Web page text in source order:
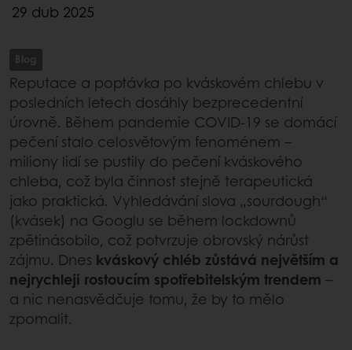
29 dub 2025
Blog
Reputace a poptávka po kváskovém chlebu v
posledních letech dosáhly bezprecedentní
úrovně. Během pandemie COVID-19 se domácí
pečení stalo celosvětovým fenoménem –
miliony lidí se pustily do pečení kváskového
chleba, což byla činnost stejně terapeutická
jako praktická. Vyhledávání slova „sourdough“
(kvásek) na Googlu se během lockdownů
zpětinásobilo, což potvrzuje obrovský nárůst
zájmu. Dnes kváskový chléb zůstává největším a
nejrychleji rostoucím spotřebitelským trendem –
a nic nenasvědčuje tomu, že by to mělo
zpomalit.